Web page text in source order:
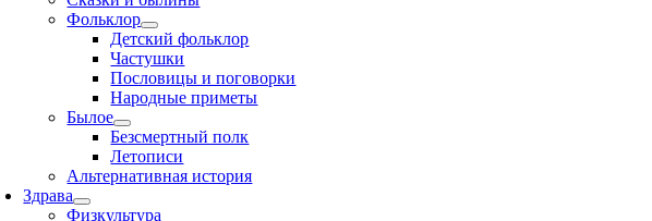
Фольклор
Детский фольклор
Частушки
Пословицы и поговорки
Народные приметы
Былое
Безсмертный полк
Летописи
Альтернативная история
Здрава
Физкультура